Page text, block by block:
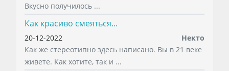
Вкусно получилось ...
Как красиво смеяться...
20-12-2022
Некто
Как же стереотипно здесь написано. Вы в 21 веке
живете. Как хотите, так и ...